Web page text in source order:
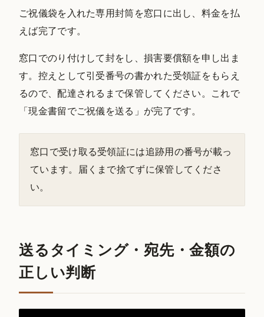
ご祝儀袋を入れた専用封筒を窓口に出し、料金を払
えば完了です。
窓口でのり付けして封をし、損害要償額を申し出ま
す。控えとして引受番号の書かれた受領証をもらえ
るので、配達されるまで保管してください。これで
「現金書留でご祝儀を送る」が完了です。
窓口で受け取る受領証には追跡用の番号が載っ
ています。届くまで捨てずに保管してくださ
い。
送るタイミング・宛先・金額の
正しい判断